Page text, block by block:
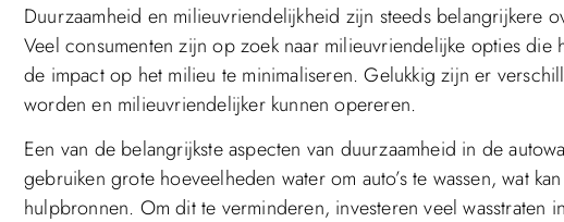
Duurzaamheid en milieuvriendelijkheid zijn steeds belangrijkere
Veel consumenten zijn op zoek naar milieuvriendelijke opties
de impact op het milieu te minimaliseren. Gelukkig zijn er
worden en milieuvriendelijker kunnen opereren.
Een van de belangrijkste aspecten van duurzaamheid in de
gebruiken grote hoeveelheden water om auto’s te wassen, wat
hulpbronnen. Om dit te verminderen, investeren veel wasstraten